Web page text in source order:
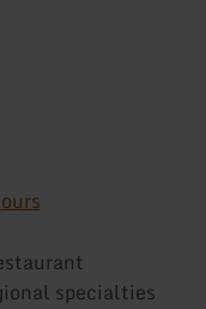
specialties